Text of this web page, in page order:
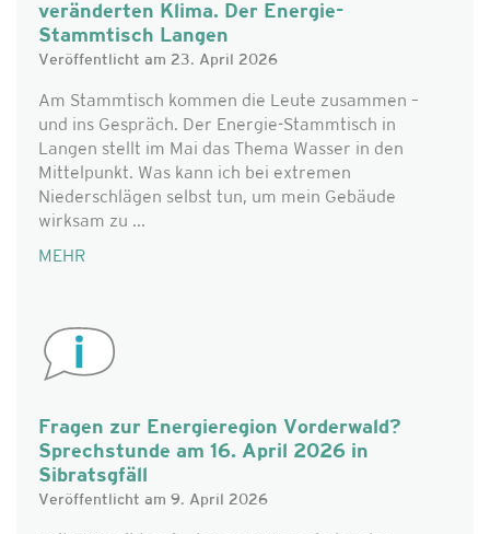
veränderten Klima. Der Energie-
Stammtisch Langen
Veröffentlicht am 23. April 2026
Am Stammtisch kommen die Leute zusammen –
und ins Gespräch. Der Energie-Stammtisch in
Langen stellt im Mai das Thema Wasser in den
Mittelpunkt. Was kann ich bei extremen
Niederschlägen selbst tun, um mein Gebäude
wirksam zu ...
MEHR
Fragen zur Energieregion Vorderwald?
Sprechstunde am 16. April 2026 in
Sibratsgfäll
Veröffentlicht am 9. April 2026